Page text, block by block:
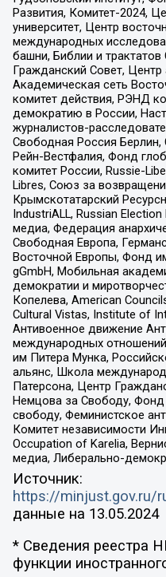
Развития, Комитет-2024,
университет, Центр
международных
башни, Библии и
Гражданский Совет, Центр
Академическая сеть
комитет действия, РЭНД
демократию в России,
журналистов-
Свободная Россия
Рейн-Вестфалия, Фонд
комитет России, Russie-
Libres, Союз за
Крымскотатарский
IndustriALL, Russian
медиа, Федерация
Свободная Европа,
Восточной Европы, Фонд
gGmbH, Мобильная
демократии и
Копелева, American
Cultural Vistas, Institute of
Антивоенное движение
международных
им Питера Мунка,
альянс, Школа
Патерсона, Центр
Немцова за Свободу,
свободу, Феминистское
Комитет независимости
Occupation of Karelia,
медиа, Либерально-
Источник:
https://minjust.gov.ru/
данные на 13.05.2024
* Сведения реестра
функции